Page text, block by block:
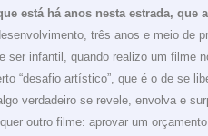
está há anos nesta estrada, que
três anos e meio de
ser infantil, quando realizo um filme
“desafio artístico”, que é o de se
verdadeiro se revele, envolva e
outro filme: aprovar um